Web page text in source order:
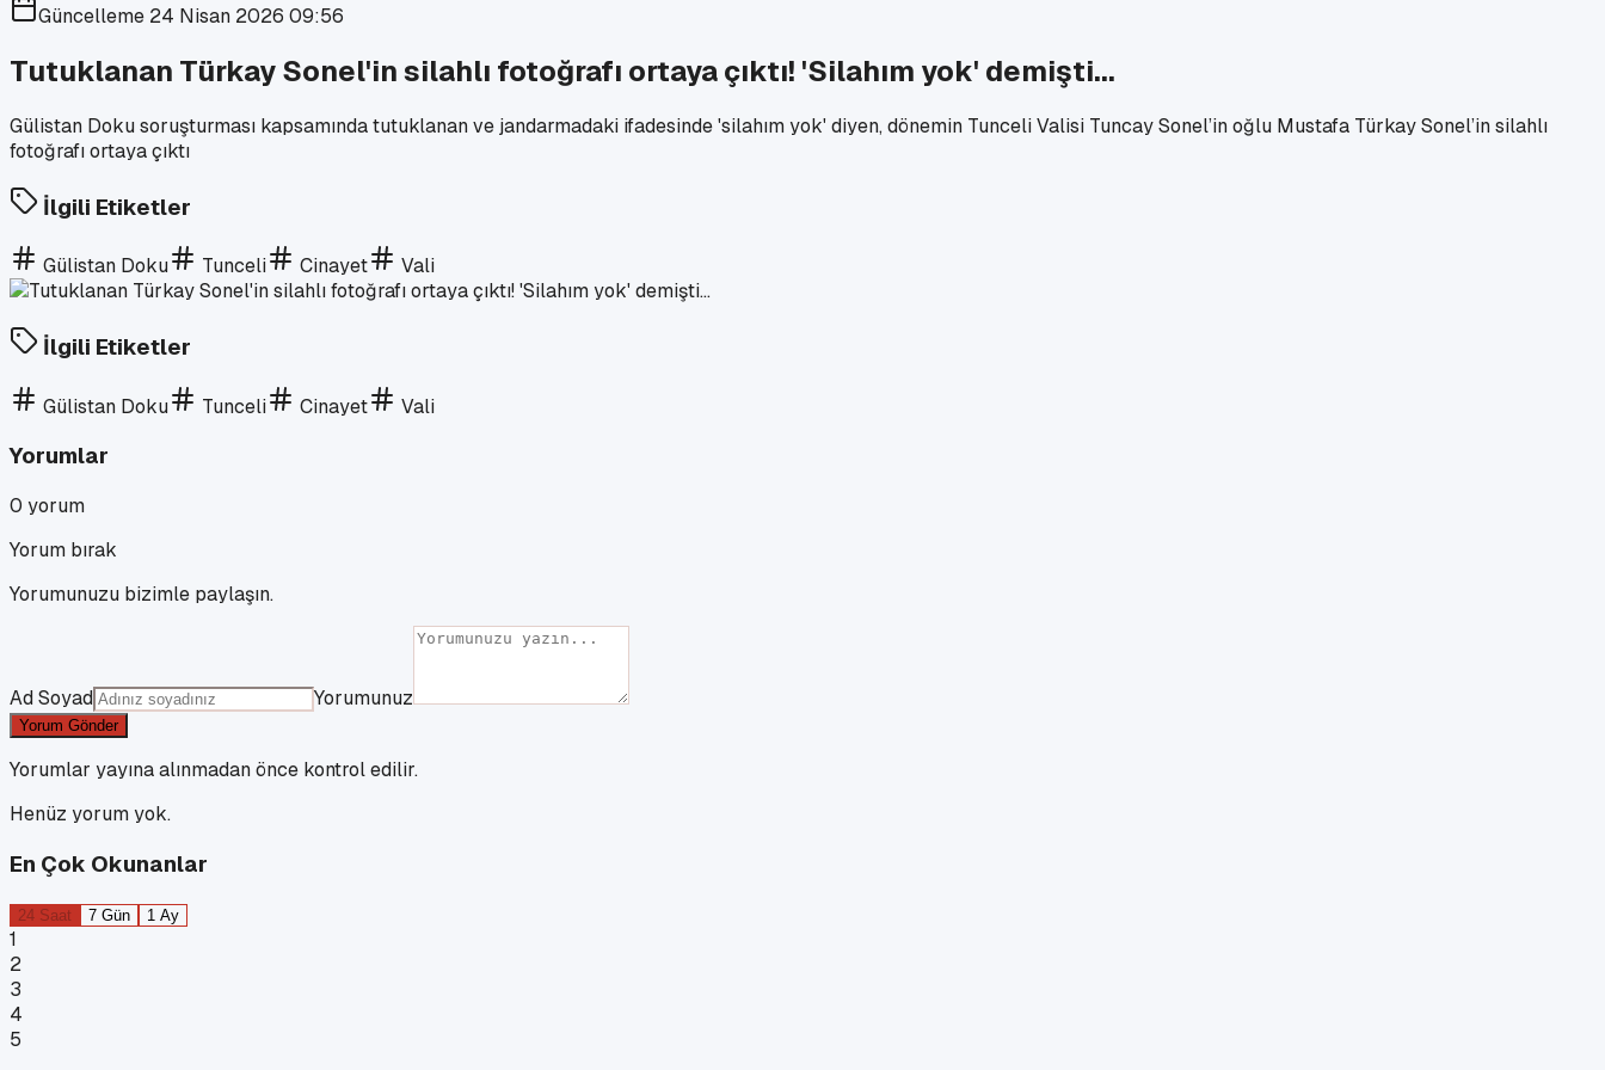
Güncelleme 24 Nisan 2026 09:56
Tutuklanan Türkay Sonel'in silahlı fotoğrafı ortaya çıktı! 'Silahım yok' demişti...
Gülistan Doku soruşturması kapsamında tutuklanan ve jandarmadaki ifadesinde 'silahım yok' diyen, dönemin Tunceli Valisi Tuncay Sonel’in oğlu Mustafa Türkay Sonel’in silahlı
fotoğrafı ortaya çıktı
İlgili Etiketler
Gülistan Doku Tunceli Cinayet Vali
İlgili Etiketler
Gülistan Doku Tunceli Cinayet Vali
Yorumlar
0 yorum
Yorum bırak
Yorumunuzu bizimle paylaşın.
Ad Soyad Yorumunuz
Yorum Gönder
Yorumlar yayına alınmadan önce kontrol edilir.
Henüz yorum yok.
En Çok Okunanlar
24 Saat 7 Gün 1 Ay
1
2
3
4
5